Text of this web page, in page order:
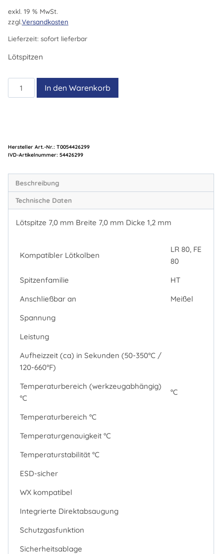
exkl. 19 % MwSt.
zzgl.Versandkosten
Lieferzeit: sofort lieferbar
Lötspitzen
3
In den Warenkorb
Hersteller Art.-Nr.: T0054426299
Artikelnummer: 54426299
Beschreibung
Technische Daten
Lötspitze 7,0 mm Breite 7,0 mm Dicke 1,2 mm
Kompatibler Lötkolben
LR 80, FE
80
Spitzenfamilie
HT
Anschließbar an
Meißel
Spannung
Leistung
Aufheizzeit (ca) in Sekunden (50-350°C /
120-660°F)
Temperaturbereich (werkzeugabhängig)
°C
°C
Temperaturbereich °C
Temperaturgenauigkeit °C
Temperaturstabilität °C
ESD-sicher
WX kompatibel
Integrierte Direktabsaugung
Schutzgasfunktion
Sicherheitsablage